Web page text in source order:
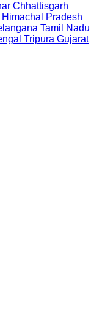
Chhattisgarh
Himachal Pradesh
Tamil Nadu
Tripura Gujarat